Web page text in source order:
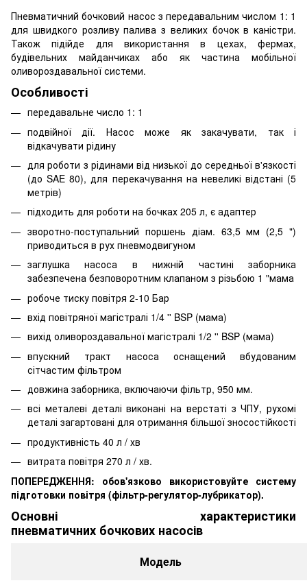
Пневматичний бочковий насос з передавальним числом 1: 1
для швидкого розливу палива з великих бочок в каністри.
Також підійде для використання в цехах, фермах,
будівельних майданчиках або як частина мобільної
оливороздавальної системи.
Особливості
передавальне число 1: 1
подвійної дії. Насос може як закачувати, так і
відкачувати рідину
для роботи з рідинами від низької до середньої в'язкості
(до SAE 80), для перекачування на невеликі відстані (5
метрів)
підходить для роботи на бочках 205 л, є адаптер
зворотно-поступальний поршень діам. 63,5 мм (2,5 ")
приводиться в рух пневмодвигуном
заглушка насоса в нижній частині заборника
забезпечена безповоротним клапаном з різьбою 1 "мама
робоче тиску повітря 2-10 Бар
вхід повітряної магістралі 1/4 '' BSP (мама)
вихід оливороздавальної магістралі 1/2 '' BSP (мама)
впускний тракт насоса оснащений вбудованим
сітчастим фільтром
довжина заборника, включаючи фільтр, 950 мм.
всі металеві деталі виконані на верстаті з ЧПУ, рухомі
деталі загартовані для отримання більшої зносостійкості
продуктивність 40 л / хв
витрата повітря 270 л / хв.
ПОПЕРЕДЖЕННЯ: обов'язково використовуйте систему
підготовки повітря (фільтр-регулятор-лубрикатор).
Основні характеристики
пневматичних бочкових насосів
Модель